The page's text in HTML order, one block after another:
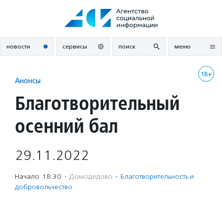
новости сервисы поиск меню
18+
Анонсы
Благотворительный
осенний бал
29.11.2022
Начало: 18:30 · Домодедово · Благотвори­тель­ность и
доброволь­чест­во